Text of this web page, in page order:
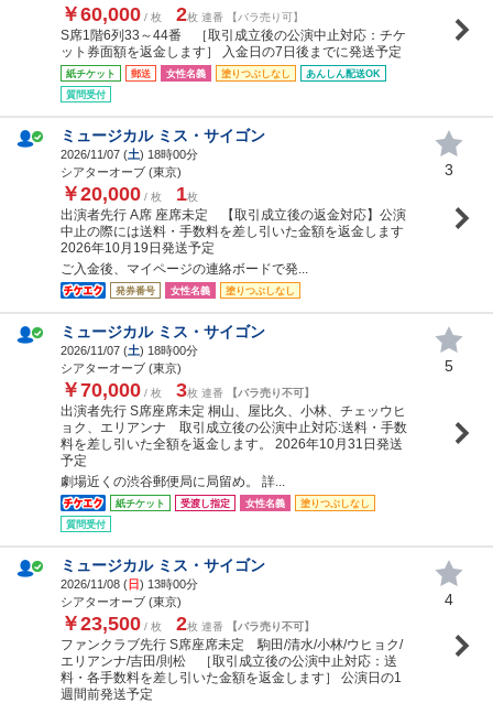
￥60,000 / 枚 2枚 連番 【バラ売り可】
S席1階6列33～44番 ［取引成立後の公演中止対応：チケ
ット券面額を返金します］ 入金日の7日後までに発送予定
紙チケット 郵送 女性名義 塗りつぶしなし
あんしん配送OK
質問受付
ミュージカル ミス・サイゴン
2026/11/07 (土) 18時00分
シアターオーブ (東京)
￥20,000 / 枚 1枚
出演者先行 A席 座席未定 【取引成立後の返金対応】公演
中止の際には送料・手数料を差し引いた金額を返金します
2026年10月19日発送予定
ご入金後、マイページの連絡ボードで発...
発券番号 女性名義 塗りつぶしなし
3
ミュージカル ミス・サイゴン
2026/11/07 (土) 18時00分
シアターオーブ (東京)
￥70,000 / 枚 3枚 連番 【バラ売り不可】
出演者先行 S席座席未定 桐山、屋比久、小林、チェッウヒ
ョク、エリアンナ 取引成立後の公演中止対応:送料・手数
料を差し引いた全額を返金します。 2026年10月31日発送
予定
劇場近くの渋谷郵便局に局留め。 詳...
紙チケット 受渡し指定 女性名義
塗りつぶしなし
質問受付
5
ミュージカル ミス・サイゴン
2026/11/08 (日) 13時00分
シアターオーブ (東京)
￥23,500 / 枚 2枚 連番 【バラ売り不可】
ファンクラブ先行 S席座席未定 駒田/清水/小林/ウヒョク/
エリアンナ/吉田/則松 ［取引成立後の公演中止対応：送
料・各手数料を差し引いた金額を返金します］ 公演日の1
週間前発送予定
4